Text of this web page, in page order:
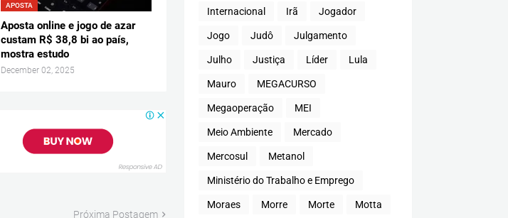
APOSTA
Aposta online e jogo de azar
custam R$ 38,8 bi ao país,
mostra estudo
December 02, 2025
Próxima Postagem
Internacional Irã Jogador
Jogo Judô Julgamento
Julho Justiça Líder Lula
Mauro MEGACURSO
Megaoperação MEI
Meio Ambiente Mercado
Mercosul Metanol
Ministério do Trabalho e Emprego
Moraes Morre Morte Motta